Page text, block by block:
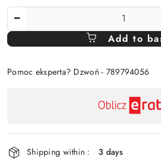
Of
Add to
Pomoc eksperta? Dzwoń - 789794056
and
delivery
Shipping within :
3 days